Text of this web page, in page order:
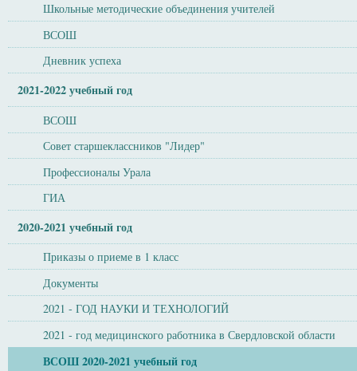
Школьные методические объединения учителей
ВСОШ
Дневник успеха
2021-2022 учебный год
ВСОШ
Совет старшеклассников "Лидер"
Профессионалы Урала
ГИА
2020-2021 учебный год
Приказы о приеме в 1 класс
Документы
2021 - ГОД НАУКИ И ТЕХНОЛОГИЙ
2021 - год медицинского работника в Свердловской области
ВСОШ 2020-2021 учебный год